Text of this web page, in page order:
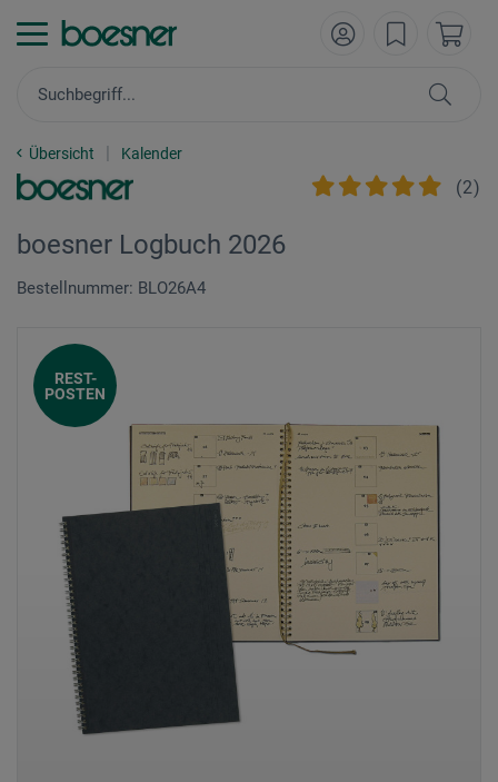
Übersicht Kalender
(2)
boesner Logbuch 2026
Bestellnummer: BLO26A4
REST-
POSTEN